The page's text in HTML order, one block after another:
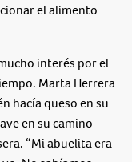
el alimento
interés por el
Marta Herrera
hacía queso en su
en su camino
“Mi abuelita era